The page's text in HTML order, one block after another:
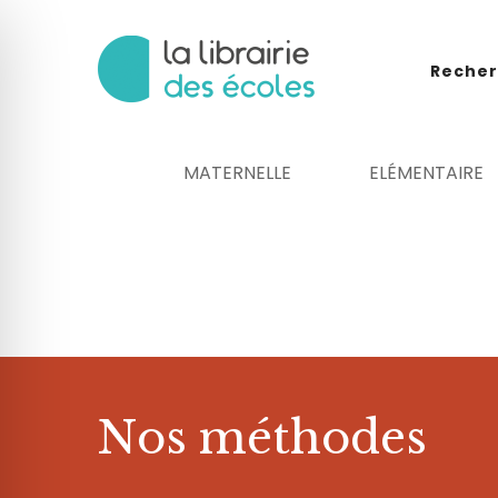
MATERNELLE ELÉMENTAIRE
Nos méthodes